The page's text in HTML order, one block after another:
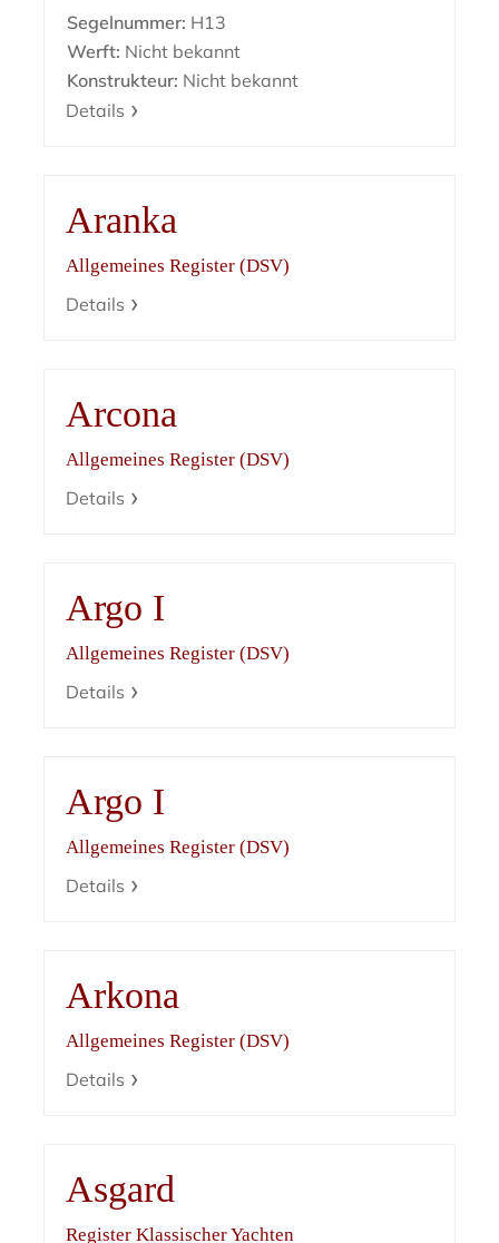
Segelnummer: H13
Werft: Nicht bekannt
Konstrukteur: Nicht bekannt
Details
Aranka
Allgemeines Register (DSV)
Details
Arcona
Allgemeines Register (DSV)
Details
Argo I
Allgemeines Register (DSV)
Details
Argo I
Allgemeines Register (DSV)
Details
Arkona
Allgemeines Register (DSV)
Details
Asgard
Register Klassischer Yachten